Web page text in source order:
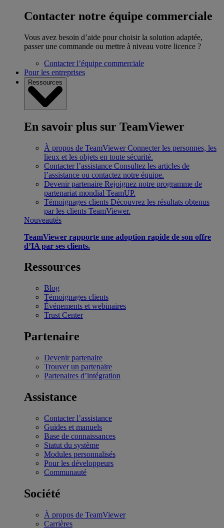
Contacter notre équipe commerciale
Vous avez besoin d’aide pour choisir la solution adaptée,
passer une commande ou mettre à niveau votre licence ?
Contacter l’équipe commerciale
Pour les entreprises
Ressources
En savoir plus sur TeamViewer
À propos de TeamViewer Connecter les personnes, les
lieux et les objets en toute sécurité.
Contacter l’assistance Consultez les articles de
l’assistance ou contactez notre équipe.
Devenir partenaire Rejoignez notre programme de
partenariat mondial TeamUP.
Témoignages clients Découvrez les résultats obtenus
par les clients TeamViewer.
Nouveautés
TeamViewer rapporte une adoption rapide de son offre
d’IA par ses clients.
Ressources
Blog
Témoignages clients
Événements et webinaires
Trust Center
Partenaire
Devenir partenaire
Trouver un partenaire
Partenaires d’intégration
Assistance
Contacter l’assistance
Guides et manuels
Base de connaissances
Statut du système
Modules personnalisés
Pour les développeurs
Communauté
Société
À propos de TeamViewer
Carrières